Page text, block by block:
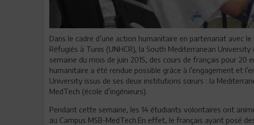
Dans le cadre d’une action humanitaire en partenariat avec
Réfugiés à Tunis (UNHCR), la South Mediterranean
semaine du mois de juin 2015, des cours de français pour
humanitaire a été rendue possible grâce à l’engagement et
University issus de ses deux institutions sœurs : la
MedTech (école d’ingénieurs).
Pendant cette semaine, les 14 étudiants volontaires ont
au Campus MSB-MedTech.En effet, le français ayant posé